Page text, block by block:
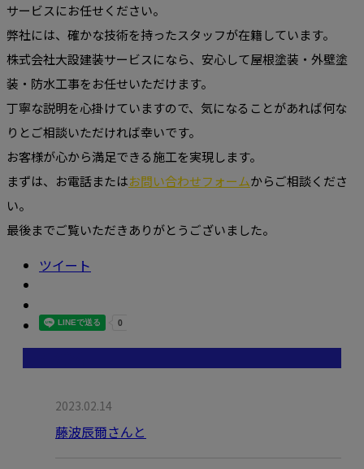
サービスにお任せください。
弊社には、確かな技術を持ったスタッフが在籍しています。
株式会社大設建装サービスになら、安心して屋根塗装・外壁塗
装・防水工事をお任せいただけます。
丁寧な説明を心掛けていますので、気になることがあれば何な
りとご相談いただければ幸いです。
お客様が心から満足できる施工を実現します。
まずは、お電話またはお問い合わせフォームからご相談くださ
い。
最後までご覧いただきありがとうございました。
ツイート
2023.02.14
藤波辰爾さんと